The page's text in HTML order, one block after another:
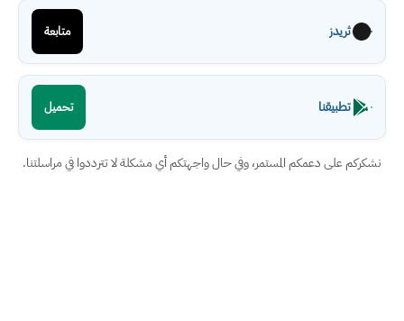
ثريدز متابعة
تطبيقنا تحميل
نشكركم على دعمكم المستمر، وفي حال واجهتكم أي مشكلة لا تترددوا في مراسلتنا.